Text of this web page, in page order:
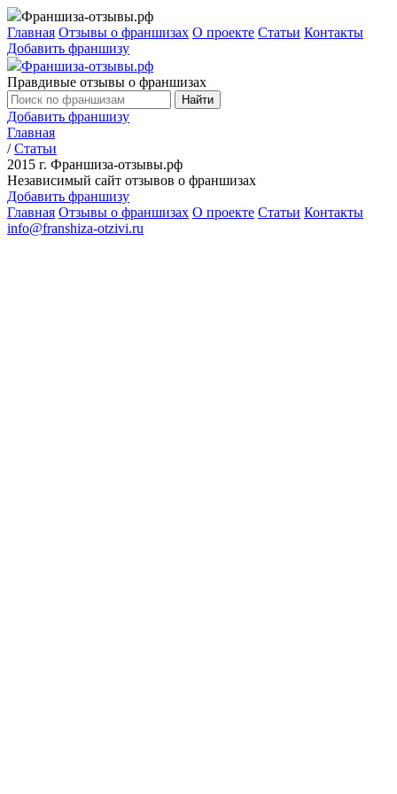
Франшиза-отзывы.рф
Главная Отзывы о франшизах О проекте Статьи Контакты
Добавить франшизу
Франшиза-отзывы.рф
Правдивые отзывы о франшизах
Найти
Добавить франшизу
Главная
/ Статьи
2015 г. Франшиза-отзывы.рф
Независимый сайт отзывов о франшизах
Добавить франшизу
Главная Отзывы о франшизах О проекте Статьи Контакты
info@franshiza-otzivi.ru